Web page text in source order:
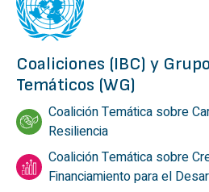
Coaliciones (IBC) y
Temáticos (WG)
Coalición Temática sobre
Resiliencia
Coalición Temática sobre
Financiamiento para el